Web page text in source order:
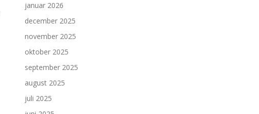
januar 2026
december 2025
november 2025
oktober 2025
september 2025
august 2025
juli 2025